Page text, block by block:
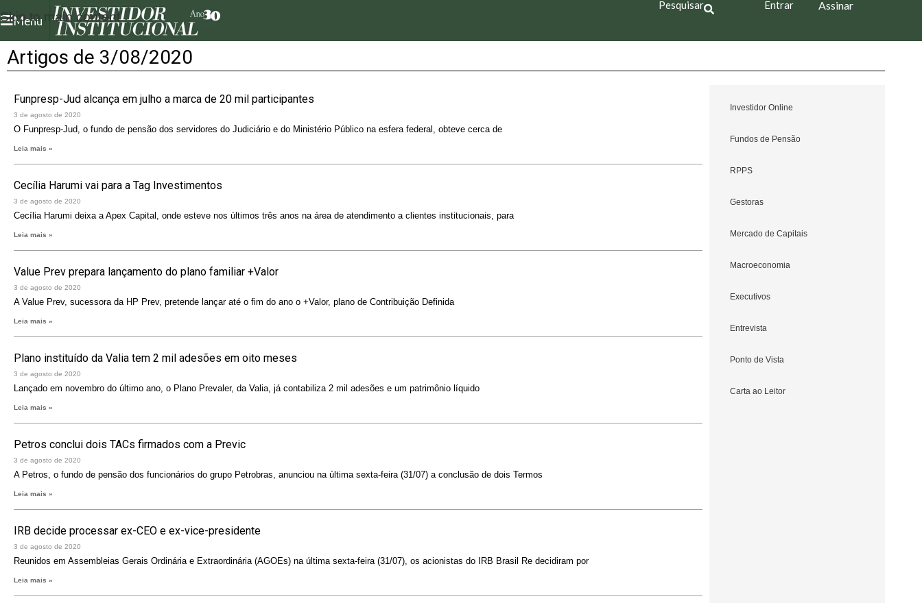
Skip to main content
Menu
Pesquisar Entrar Assinar
Artigos de 3/08/2020
Funpresp-Jud alcança em julho a marca de 20 mil participantes
3 de agosto de 2020
O Funpresp-Jud, o fundo de pensão dos servidores do Judiciário e do Ministério Público na esfera federal, obteve cerca de
Leia mais »
Cecília Harumi vai para a Tag Investimentos
3 de agosto de 2020
Cecília Harumi deixa a Apex Capital, onde esteve nos últimos três anos na área de atendimento a clientes institucionais, para
Leia mais »
Value Prev prepara lançamento do plano familiar +Valor
3 de agosto de 2020
A Value Prev, sucessora da HP Prev, pretende lançar até o fim do ano o +Valor, plano de Contribuição Definida
Leia mais »
Plano instituído da Valia tem 2 mil adesões em oito meses
3 de agosto de 2020
Lançado em novembro do último ano, o Plano Prevaler, da Valia, já contabiliza 2 mil adesões e um patrimônio líquido
Leia mais »
Petros conclui dois TACs firmados com a Previc
3 de agosto de 2020
A Petros, o fundo de pensão dos funcionários do grupo Petrobras, anunciou na última sexta-feira (31/07) a conclusão de dois Termos
Leia mais »
IRB decide processar ex-CEO e ex-vice-presidente
3 de agosto de 2020
Reunidos em Assembleias Gerais Ordinária e Extraordinária (AGOEs) na última sexta-feira (31/07), os acionistas do IRB Brasil Re decidiram por
Leia mais »
Investidor Online
Fundos de Pensão
RPPS
Gestoras
Mercado de Capitais
Macroeconomia
Executivos
Entrevista
Ponto de Vista
Carta ao Leitor